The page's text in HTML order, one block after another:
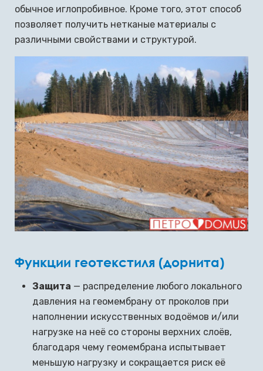
обычное иглопробивное. Кроме того, этот способ
позволяет получить нетканые материалы с
различными свойствами и структурой.
Функции геотекстиля (дорнита)
Защита — распределение любого локального
давления на геомембрану от проколов при
наполнении искусственных водоёмов и/или
нагрузке на неё со стороны верхних слоёв,
благодаря чему геомембрана испытывает
меньшую нагрузку и сокращается риск её